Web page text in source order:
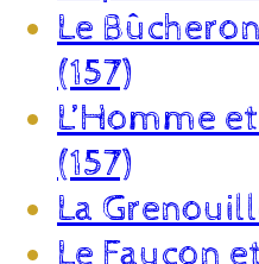
Le
(157)
L’Homme
(157)
La
Le Faucon